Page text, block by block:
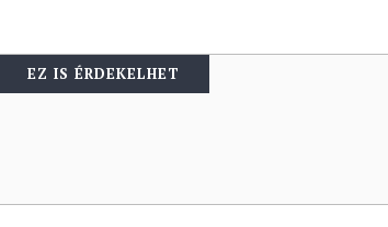
EZ IS ÉRDEKELHET